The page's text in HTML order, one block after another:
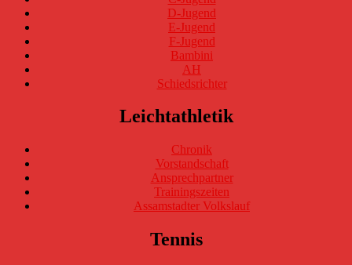
D-Jugend
E-Jugend
F-Jugend
Bambini
AH
Schiedsrichter
Leichtathletik
Chronik
Vorstandschaft
Ansprechpartner
Trainingszeiten
Assamstadter Volkslauf
Tennis